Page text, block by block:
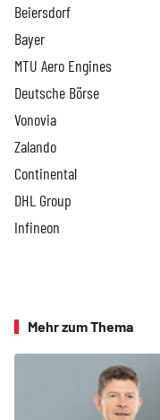
Beiersdorf
Bayer
MTU Aero Engines
Deutsche Börse
Vonovia
Zalando
Continental
DHL Group
Infineon
Mehr zum Thema